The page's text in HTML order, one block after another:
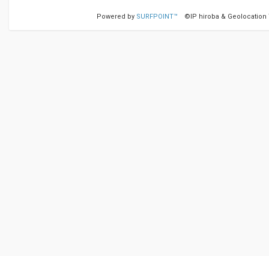
Powered by SURFPOINT™ ©IP hiroba & Geolocation